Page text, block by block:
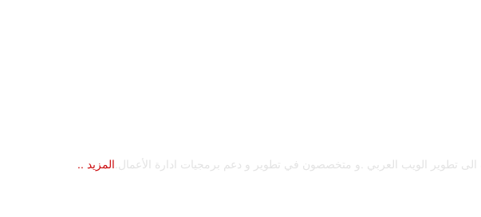
الويب العربي .و متخصصون في تطوير و دعم برمجيات ادارة الأعمال. المزيد ..